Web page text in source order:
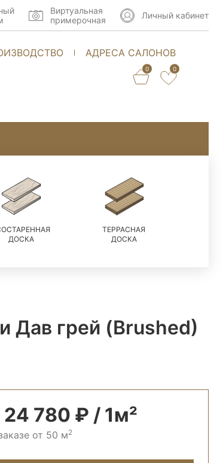
АДРЕСА САЛОНОВ
0 0
Виртуальная
примерочная
Личный кабинет
ДОСКА
ТЕРРАСНАЯ
ДОСКА
Дав грей (Brushed)
24 780 ₽ / 1м²
от 50 м2